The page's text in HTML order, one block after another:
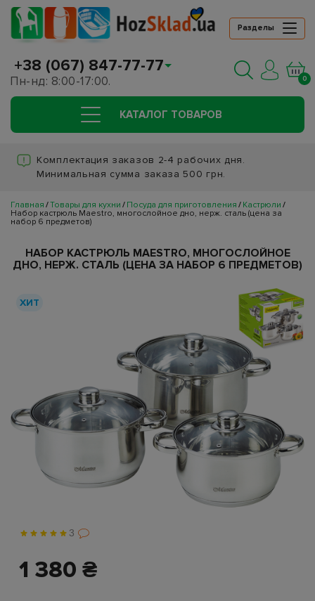
Разделы
+38 (067) 847-77-77
Пн-нд: 8:00-17:00. 0
КАТАЛОГ ТОВАРОВ
Комплектация заказов 2-4 рабочих дня.
Минимальная сумма заказа 500 грн.
Главная Товары для кухни Посуда для приготовления
Кастрюли
Набор кастрюль Maestro, многослойное дно, нерж. сталь (цена за
набор 6 предметов)
НАБОР КАСТРЮЛЬ MAESTRO, МНОГОСЛОЙНОЕ
ДНО, НЕРЖ. СТАЛЬ (ЦЕНА ЗА НАБОР 6 ПРЕДМЕТОВ)
ХИТ
3
1 380 ₴